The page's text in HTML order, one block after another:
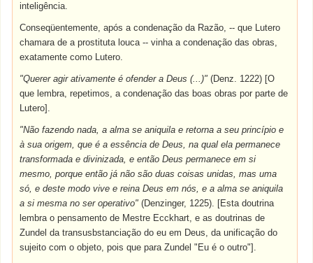
inteligência.
Conseqüentemente, após a condenação da Razão, -- que Lutero
chamara de a prostituta louca -- vinha a condenação das obras,
exatamente como Lutero.
"Querer agir ativamente é ofender a Deus (...)"(Denz. 1222) [O
que lembra, repetimos, a condenação das boas obras por parte de
Lutero].
"Não fazendo nada, a alma se aniquila e retorna a seu princípio e
à sua origem, que é a essência de Deus, na qual ela permanece
transformada e divinizada, e então Deus permanece em si
mesmo, porque então já não são duas coisas unidas, mas uma
só, e deste modo vive e reina Deus em nós, e a alma se aniquila
a si mesma no ser operativo"(Denzinger, 1225). [Esta doutrina
lembra o pensamento de Mestre Ecckhart, e as doutrinas de
Zundel da transusbstanciação do eu em Deus, da unificação do
sujeito com o objeto, pois que para Zundel "Eu é o outro"].